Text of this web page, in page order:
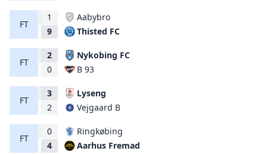
FT
1
9
Aabybro
Thisted FC
FT
2
0
Nykobing FC
B 93
FT
3
2
Lyseng
Vejgaard B
FT
0
4
Ringkøbing
Aarhus Fremad